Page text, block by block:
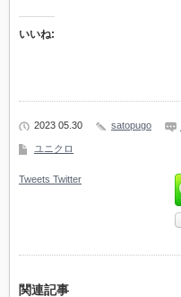
いいね:
2023 05.30 satopugo
ユニクロ
Tweets Twitter
関連記事